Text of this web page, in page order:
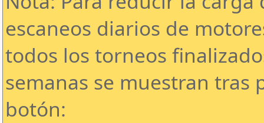
escaneos diarios de
todos los torneos
semanas se muestran tras
botón: